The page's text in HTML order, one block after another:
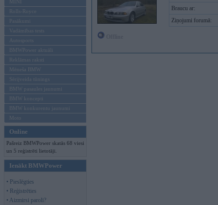
MINI
Rolls-Royce
Pasākumi
Vadāmības tests
Autosports
BMWPower aktuāli
Reklāmas raksti
Mēneša BMW
Sērijveida tūnings
BMW pasaules jaunumi
BMW koncepti
BMW konkurentu jaunumi
Moto
Online
Pašreiz BMWPower skatās 68 viesi
un 5 reģistrēti lietotāji.
Ienākt BMWPower
• Pieslēgties
• Reģistrēties
• Aizmirsi paroli?
Braucu ar:
Ziņojumi forumā: